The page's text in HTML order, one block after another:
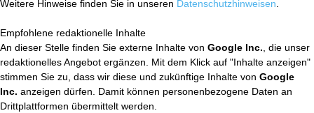
Weitere Hinweise finden Sie in unseren Datenschutzhinweisen
Empfohlene redaktionelle Inhalte
An dieser Stelle finden Sie externe Inhalte von Google Inc. , die unser
redaktionelles Angebot ergänzen. Mit dem Klick auf "Inhalte anzeigen"
stimmen Sie zu, dass wir diese und zukünftige Inhalte von Google
Inc. anzeigen dürfen. Damit können personenbezogene Daten an
Drittplattformen übermittelt werden.